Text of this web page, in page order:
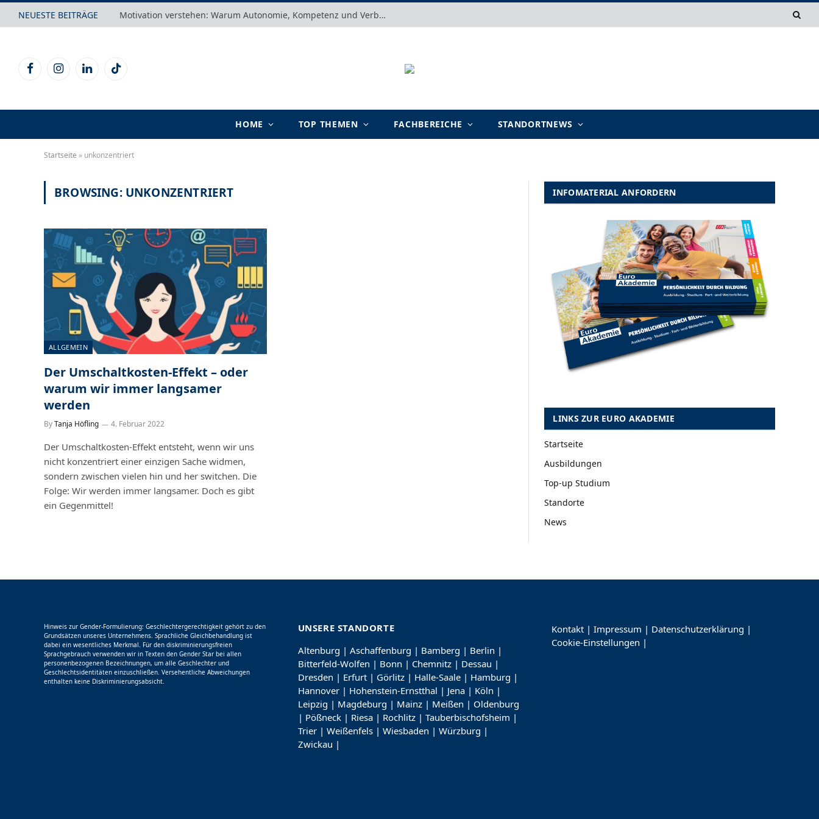
NEUESTE BEITRÄGE Motivation verstehen: Warum Autonomie, Kompetenz und Verbundenheit im Arbeits- und Lernalltag entscheidend sind
FacebookInstagramLinkedInTikTok
HOME TOP THEMEN FACHBEREICHE STANDORTNEWS
Startseite » unkonzentriert
BROWSING: UNKONZENTRIERT
ALLGEMEIN
Der Umschaltkosten-Effekt – oder
warum wir immer langsamer
werden
ByTanja Höfling 4. Februar 2022
Der Umschaltkosten-Effekt entsteht, wenn wir uns
nicht konzentriert einer einzigen Sache widmen,
sondern zwischen vielen hin und her switchen. Die
Folge: Wir werden immer langsamer. Doch es gibt
ein Gegenmittel!
INFOMATERIAL ANFORDERN
LINKS ZUR EURO AKADEMIE
Startseite
Ausbildungen
Top-up Studium
Standorte
News
Hinweis zur Gender-Formulierung: Geschlechtergerechtigkeit gehört zu den
Grundsätzen unseres Unternehmens. Sprachliche Gleichbehandlung ist
dabei ein wesentliches Merkmal. Für den diskriminierungsfreien
Sprachgebrauch verwenden wir in Texten den Gender Star bei allen
personenbezogenen Bezeichnungen, um alle Geschlechter und
Geschlechtsidentitäten einzuschließen. Versehentliche Abweichungen
enthalten keine Diskriminierungsabsicht.
UNSERE STANDORTE
Altenburg | Aschaffenburg | Bamberg | Berlin |
Bitterfeld-Wolfen | Bonn | Chemnitz| Dessau |
Dresden | Erfurt| Görlitz| Halle-Saale| Hamburg |
Hannover| Hohenstein-Ernstthal | Jena| Köln |
Leipzig | Magdeburg | Mainz| Meißen | Oldenburg
| Pößneck| Riesa| Rochlitz| Tauberbischofsheim |
Trier| Weißenfels| Wiesbaden | Würzburg |
Zwickau |
Kontakt |Impressum | Datenschutzerklärung |
Cookie-Einstellungen |